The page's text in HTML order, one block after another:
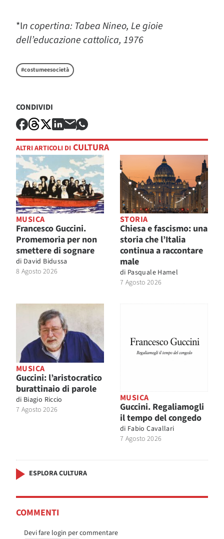
*In copertina: Tabea Nineo, Le gioie
dell’educazione cattolica, 1976
#costumeesocietà
CONDIVIDI
ALTRI ARTICOLI DI CULTURA
MUSICA
Francesco Guccini.
Promemoria per non
smettere di sognare
di David Bidussa
8 Agosto 2026
STORIA
Chiesa e fascismo: una
storia che l’Italia
continua a raccontare
male
di Pasquale Hamel
7 Agosto 2026
MUSICA
Guccini: l’aristocratico
burattinaio di parole
di Biagio Riccio
7 Agosto 2026
MUSICA
Guccini. Regaliamogli
il tempo del congedo
di Fabio Cavallari
7 Agosto 2026
ESPLORA CULTURA
COMMENTI
Devi fare login per commentare